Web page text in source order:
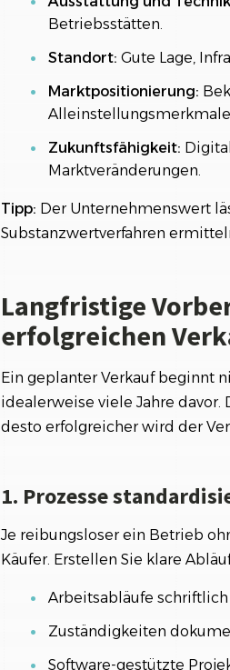
Tools und Portale zur
Betriebsstätten.
Standort: Gute Lage,
Marktpositionierung:
Zukunftsfähigkeit:
Marktveränderungen.
Tipp: Der Unternehmenswert
Substanzwertverfahren
Langfristige
erfolgreichen
Ein geplanter Verkauf beginnt
idealerweise viele Jahre davor.
desto erfolgreicher wird der
1. Prozesse
Je reibungsloser ein Betrieb
Käufer. Erstellen Sie klare
Arbeitsabläufe
Zuständigkeiten
Software-gestützte